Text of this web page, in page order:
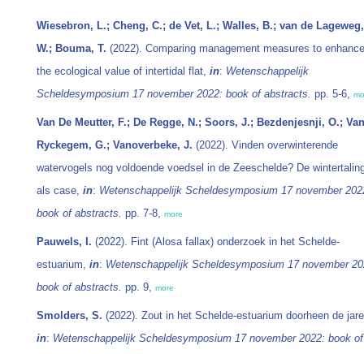
Wiesebron, L.; Cheng, C.; de Vet, L.; Walles, B.; van de Lageweg,
W.; Bouma, T. (2022). Comparing management measures to enhance
the ecological value of intertidal flat, in: Wetenschappelijk
Scheldesymposium 17 november 2022: book of abstracts. pp. 5-6,
Van De Meutter, F.; De Regge, N.; Soors, J.; Bezdenjesnji, O.; Van
Ryckegem, G.; Vanoverbeke, J. (2022). Vinden overwinterende
watervogels nog voldoende voedsel in de Zeeschelde? De
als case, in: Wetenschappelijk Scheldesymposium 17 november
book of abstracts. pp. 7-8, more
Pauwels, I. (2022). Fint (Alosa fallax) onderzoek in het Schelde-
estuarium, in: Wetenschappelijk Scheldesymposium 17 november
book of abstracts. pp. 9, more
Smolders, S. (2022). Zout in het Schelde-estuarium doorheen de
in: Wetenschappelijk Scheldesymposium 17 november 2022: book of